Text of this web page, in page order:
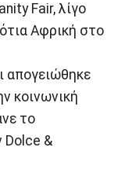
Fair, λίγο
Αφρική στο
απογειώθηκε
κοινωνική
το
Dolce &